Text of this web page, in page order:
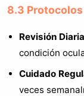
8.3
Revisión
condición
Cuidado
veces